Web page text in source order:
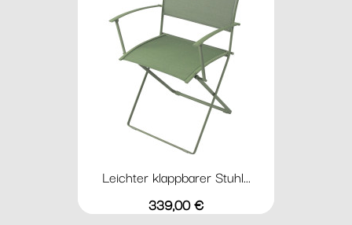
Leichter klappbarer Stuhl...
Preis
339,00 €